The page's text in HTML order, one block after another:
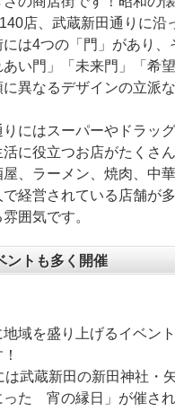
店、武蔵新田通りに沿
は4つの「門」があり、
あい門」「未来門」「希
に異なるデザインの立派
にはスーパーやドラッ
に役立つお店がたくさ
、ラーメン、焼肉、中
で経営されている店舗が
囲気です。
ントも多く開催
域を盛り上げるイベン
は武蔵新田の新田神社・
った 宵の縁日」が催さ